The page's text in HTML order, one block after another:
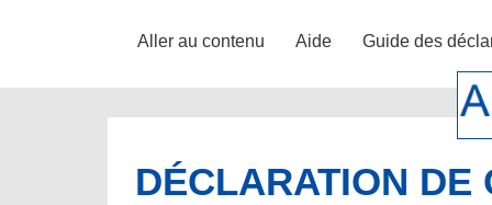
Aller au contenu Aide Guide des
DÉCLARATION DE